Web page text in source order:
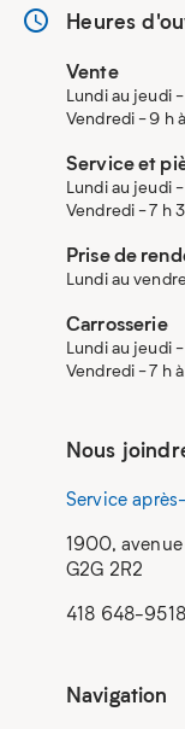
Heures
Vente
Lundi au jeudi
Vendredi - 9 h
Service et
Lundi au jeudi
Vendredi - 7 h
Prise de
Lundi au
Carrosserie
Lundi au jeudi
Vendredi - 7 h
Nous
Service
1900,
G2G 2R2
418 648-9518
Navigation